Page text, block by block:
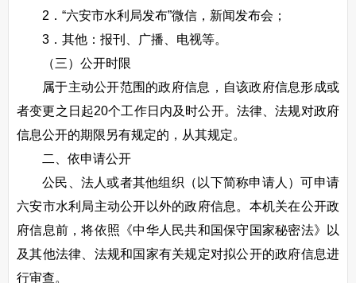
2．“六安市水利局发布”微信，新闻发布会；
3．其他：报刊、广播、电视等。
（三）公开时限
属于主动公开范围的政府信息，自该政府信息形成或
者变更之日起20个工作日内及时公开。法律、法规对政府
信息公开的期限另有规定的，从其规定。
二、依申请公开
公民、法人或者其他组织（以下简称申请人）可申请
六安市水利局主动公开以外的政府信息。本机关在公开政
府信息前，将依照《中华人民共和国保守国家秘密法》以
及其他法律、法规和国家有关规定对拟公开的政府信息进
行审查。